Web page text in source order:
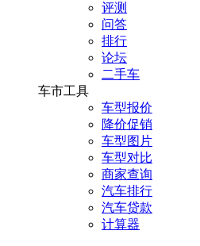
评测
问答
排行
论坛
二手车
车市工具
车型报价
降价促销
车型图片
车型对比
商家查询
汽车排行
汽车贷款
计算器